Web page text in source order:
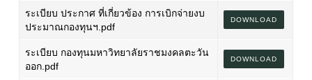
ระเบียบ ประกาศ ที่เกี่ยวข้อง การเบิกจ่ายงบ
ประมาณกองทุนฯ.pdf
DOWNLOAD
ระเบียบ กองทุนมหาวิทยาลัยราชมงคลตะวัน
ออก.pdf
DOWNLOAD